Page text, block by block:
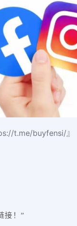
t.me/buyfensi/』
接！”